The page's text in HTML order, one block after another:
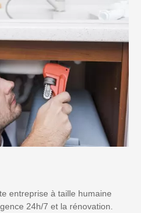
entreprise à taille humaine
24h/7 et la rénovation.